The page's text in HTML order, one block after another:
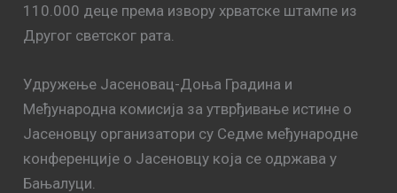
110.000 деце према извору хрватске штампе из
Другог светског рата.
Удружење Јасеновац-Доња Градина и
Међународна комисија за утврђивање истине о
Јасеновцу организатори су Седме међународне
конференције о Јасеновцу која се одржава у
Бањалуци.